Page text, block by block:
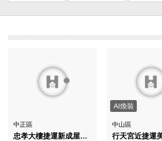
中正區
忠孝大樓捷運新成屋投資首選核心區
AI煥裝
中山區
行天宮近捷運